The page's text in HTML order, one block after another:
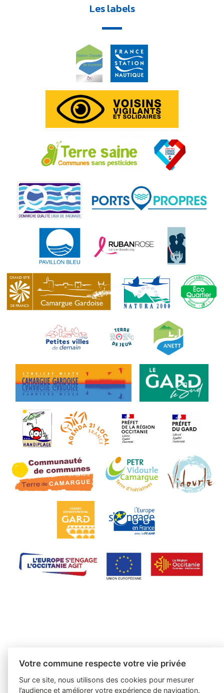
Les labels
Votre commune respecte votre vie privée
Sur ce site, nous utilisons des cookies pour mesurer
l’audience et améliorer votre expérience de navigation.